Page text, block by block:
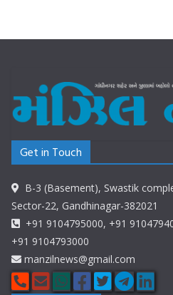
Get in Touch
B-3 (Basement), Swastik
Sector-22, Gandhinagar-382021
+91 9104795000, +91
+91 9104793000
manzilnews@gmail.com